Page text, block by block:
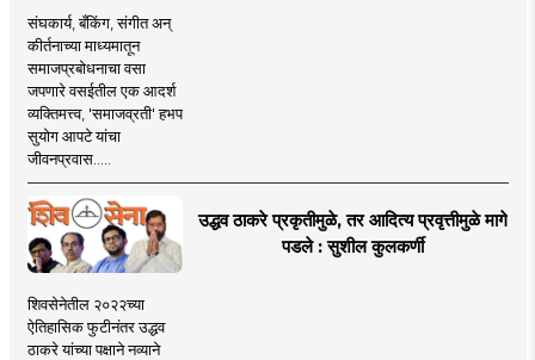
संघकार्य, बँकिंग, संगीत अन्
कीर्तनाच्या माध्यमातून
समाजप्रबोधनाचा वसा
जपणारे वसईतील एक आदर्श
व्यक्तिमत्त्व, 'समाजव्रती' हभप
सुयोग आपटे यांचा
जीवनप्रवास.....
उद्धव ठाकरे प्रकृतीमुळे, तर आदित्य प्रवृत्तीमुळे मागे
पडले : सुशील कुलकर्णी
शिवसेनेतील २०२२च्या
ऐतिहासिक फुटीनंतर उद्धव
ठाकरे यांच्या पक्षाने नव्याने